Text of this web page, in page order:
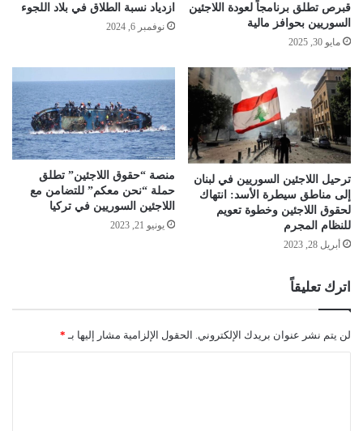
قبرص تطلق برنامجاً لعودة اللاجئين
السوريين بحوافز مالية
مايو 30, 2025
ازدياد نسبة الطلاق في بلاد اللجوء
نوفمبر 6, 2024
ترحيل اللاجئين السوريين في لبنان
إلى مناطق سيطرة الأسد: انتهاك
لحقوق اللاجئين وخطوة تعويم
للنظام المجرم
أبريل 28, 2023
منصة “حقوق اللاجئين” تطلق
حملة “نحن معكم” للتضامن مع
اللاجئين السوريين في تركيا
يونيو 21, 2023
اترك تعليقاً
لن يتم نشر عنوان بريدك الإلكتروني. الحقول الإلزامية مشار إليها بـ *